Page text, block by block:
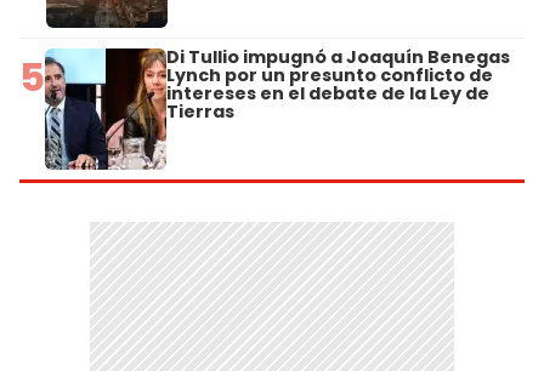
5 Di Tullio impugnó a Joaquín Benegas
Lynch por un presunto conflicto de
intereses en el debate de la Ley de
Tierras